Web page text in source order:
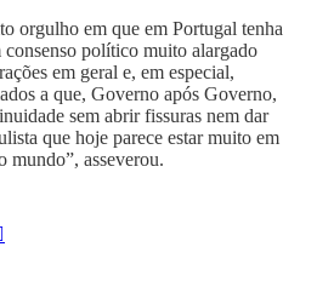
orgulho em que em Portugal tenha
político muito alargado
em geral e, em especial,
a que, Governo após Governo,
sem abrir fissuras nem dar
que hoje parece estar muito em
mundo”, asseverou.